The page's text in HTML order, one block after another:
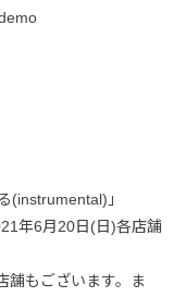
(instrumental)」
年6月20日(日)各店舗
舗もございます。ま